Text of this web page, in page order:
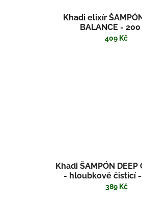
Khadi elixír
BALANCE -
409 Kč
Khadi ŠAMPÓN DEEP
- hloubkově čisticí
389 Kč